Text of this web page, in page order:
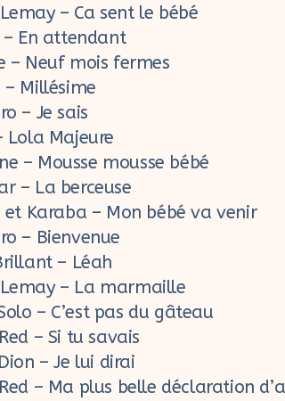
– Ca sent le bébé
– En attendant
– Neuf mois fermes
– Millésime
– Je sais
Lola Majeure
– Mousse mousse bébé
– La berceuse
et Karaba – Mon bébé va venir
– Bienvenue
– Léah
– La marmaille
– C’est pas du gâteau
– Si tu savais
– Je lui dirai
– Ma plus belle déclaration